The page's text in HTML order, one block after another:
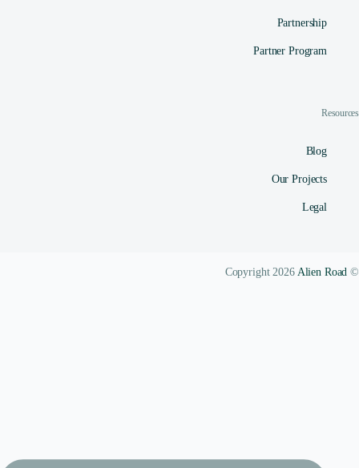
Partnership
Partner Program
Resources
Blog
Our Projects
Legal
© Copyright 2026
Alien Road